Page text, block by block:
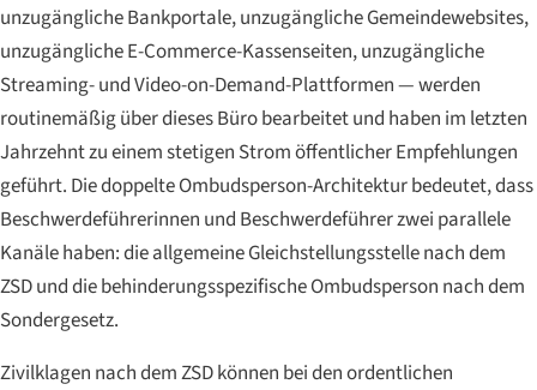
unzugängliche Bankportale, unzugängliche Gemeindewebsites,
unzugängliche E-Commerce-Kassenseiten, unzugängliche
Streaming- und Video-on-Demand-Plattformen — werden
routinemäßig über dieses Büro bearbeitet und haben im letzten
Jahrzehnt zu einem stetigen Strom öffentlicher Empfehlungen
geführt. Die doppelte Ombudsperson-Architektur bedeutet, dass
Beschwerdeführerinnen und Beschwerdeführer zwei parallele
Kanäle haben: die allgemeine Gleichstellungsstelle nach dem
ZSD und die behinderungsspezifische Ombudsperson nach dem
Sondergesetz.
Zivilklagen nach dem ZSD können bei den ordentlichen